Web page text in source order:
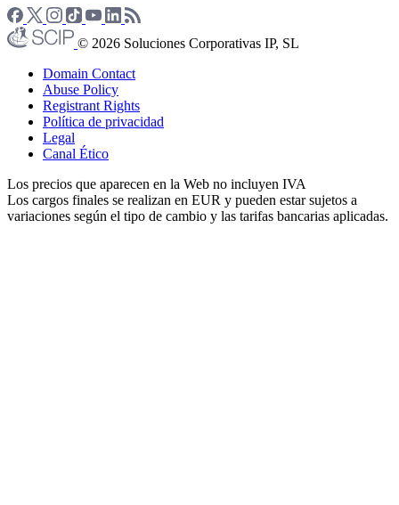
© 2026 Soluciones Corporativas IP, SL
Domain Contact
Abuse Policy
Registrant Rights
Política de privacidad
Legal
Canal Ético
Los precios que aparecen en la Web no incluyen IVA
Los cargos finales se realizan en EUR y pueden estar sujetos a
variaciones según el tipo de cambio y las tarifas bancarias aplicadas.